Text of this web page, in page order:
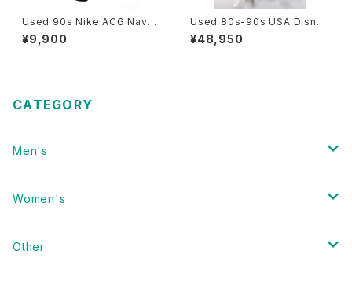
Used 90s Nike ACG Navy
Rip Stop 2Way Sacoche 古
着
¥9,900
Used 80s-90s USA Disney
STAR WARS C3PO Graphic
T-Shirt Size Free 古着
¥48,950
CATEGORY
Men's
Vintage
Domestic
Women's
Vintage
Other